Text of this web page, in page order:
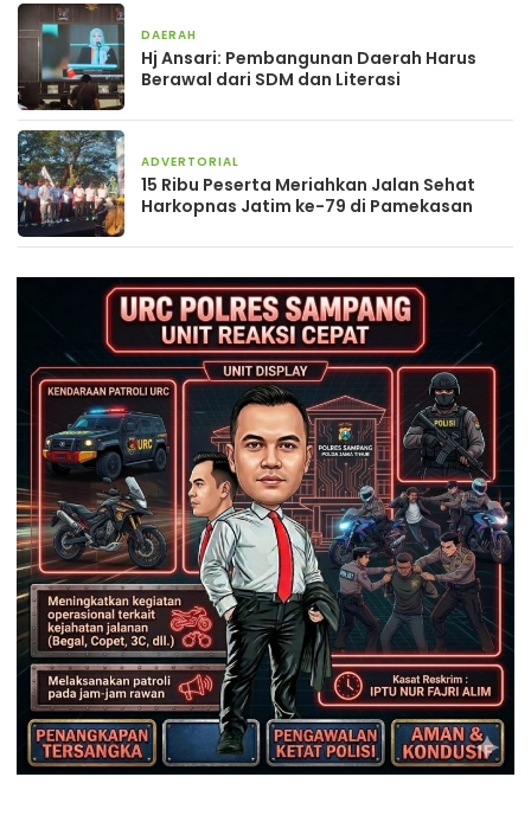
DAERAH
Hj Ansari: Pembangunan Daerah Harus
Berawal dari SDM dan Literasi
ADVERTORIAL
15 Ribu Peserta Meriahkan Jalan Sehat
Harkopnas Jatim ke-79 di Pamekasan